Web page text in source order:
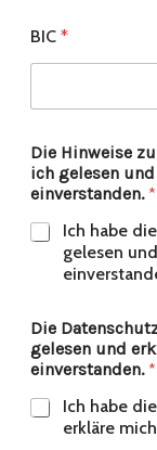
BIC *
Die Hinweise
ich gelesen
einverstanden. *
Ich habe
gelesen
Die
gelesen und
einverstanden. *
Ich habe
erkläre